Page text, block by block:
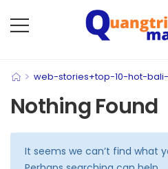
> web-stories+top-10-hot-
Nothing Found
It seems we can’t find what